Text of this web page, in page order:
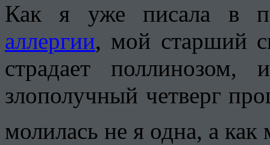
Как я уже писала в
аллергии, мой старший
страдает
злополучный четверг
молилась не я одна, а